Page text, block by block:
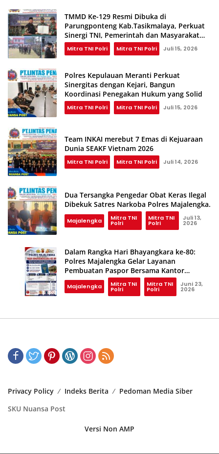
TMMD Ke-129 Resmi Dibuka di
Parungponteng Kab.Tasikmalaya, Perkuat
Sinergi TNI, Pemerintah dan Masyarakat
Bangun Desa
Mitra TNI Polri Mitra TNI Polri Juli 15, 2026
Polres Kepulauan Meranti Perkuat
Sinergitas dengan Kejari, Bangun
Koordinasi Penegakan Hukum yang Solid
Mitra TNI Polri Mitra TNI Polri Juli 15, 2026
Team INKAI merebut 7 Emas di Kejuaraan
Dunia SEAKF Vietnam 2026
Mitra TNI Polri Mitra TNI Polri Juli 14, 2026
Dua Tersangka Pengedar Obat Keras Ilegal
Dibekuk Satres Narkoba Polres Majalengka.
Majalengka Mitra TNI
Polri
Mitra TNI
Polri
Juli 13,
2026
Dalam Rangka Hari Bhayangkara ke-80:
Polres Majalengka Gelar Layanan
Pembuatan Paspor Bersama Kantor
Imigrasi Cirebon
Majalengka Mitra TNI
Polri
Mitra TNI
Polri
Juni 23,
2026
Privacy Policy Indeks Berita
Pedoman Media Siber
SKU Nuansa Post
Versi Non AMP